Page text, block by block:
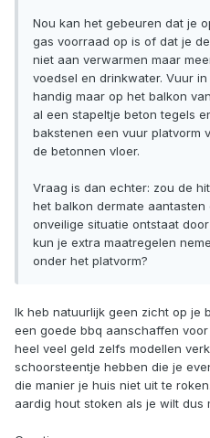
Nou kan het gebeuren dat je
gas voorraad op is of dat je
niet aan verwarmen maar
voedsel en drinkwater. Vuur
handig maar op het balkon
al een stapeltje beton tegels
bakstenen een vuur platvorm
de betonnen vloer.
Vraag is dan echter: zou de
het balkon dermate aantasten
onveilige situatie ontstaat
kun je extra maatregelen
onder het platvorm?
Ik heb natuurlijk geen zicht op je
een goede bbq aanschaffen
heel veel geld zelfs modellen
schoorsteentje hebben die je
die manier je huis niet uit te
aardig hout stoken als je wilt dus